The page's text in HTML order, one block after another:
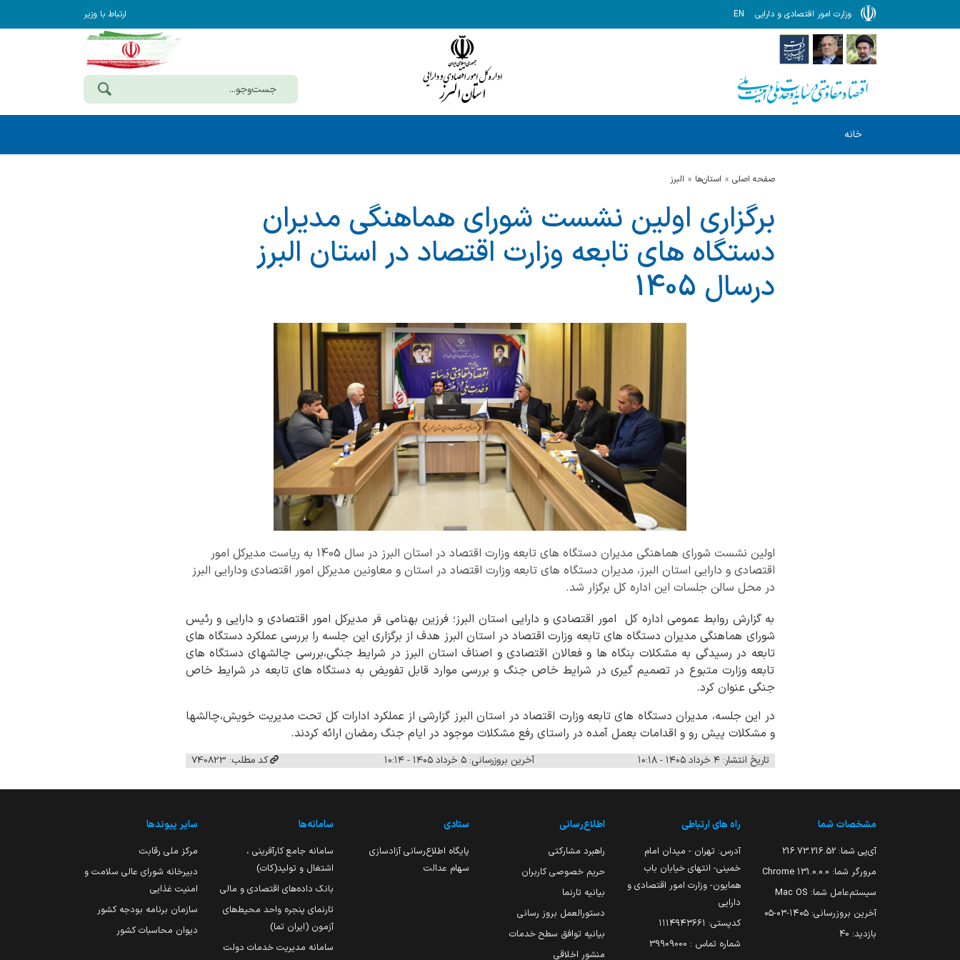
وزارت امور اقتصادی و دارایی EN ارتباط با وزیر
خانه
صفحه اصلی استان‌ها البرز
برگزاری اولین نشست شورای هماهنگی مدیران
دستگاه های تابعه وزارت اقتصاد در استان البرز
درسال 1405
اولین نشست شورای هماهنگی مدیران دستگاه های تابعه وزارت اقتصاد در استان البرز در سال 1405 به ریاست مدیرکل امور
اقتصادی و دارایی استان البرز، مدیران دستگاه های تابعه وزارت اقتصاد در استان و معاونین مدیرکل امور اقتصادی ودارایی البرز
در محل سالن جلسات این اداره کل برگزار شد.
به گزارش روابط عمومی اداره کل امور اقتصادی و دارایی استان البرز؛ فرزین بهنامی فر مدیرکل امور اقتصادی و دارایی و رئیس
شورای هماهنگی مدیران دستگاه های تابعه وزارت اقتصاد در استان البرز هدف از برگزاری این جلسه را بررسی عملکرد دستگاه های
تابعه در رسیدگی به مشکلات بنگاه ها و فعالان اقتصادی و اصناف استان البرز در شرایط جنگی،بررسی چالشهای دستگاه های
تابعه وزارت متبوع در تصمیم گیری در شرایط خاص جنگ و بررسی موارد قابل تفویض به دستگاه های تابعه در شرایط خاص
جنگی عنوان کرد.
در این جلسه، مدیران دستگاه های تابعه وزارت اقتصاد در استان البرز گزارشی از عملکرد ادارات کل تحت مدیریت خویش،چالشها
و مشکلات پیش رو و اقدامات بعمل آمده در راستای رفع مشکلات موجود در ایام جنگ رمضان ارائه کردند.
تاریخ انتشار: ۴ خرداد ۱۴۰۵ - ۱۰:۱۸ آخرین بروزرسانی: ۵ خرداد ۱۴۰۵ - ۱۰:۱۴ کد مطلب: 740823
مشخصات شما
آی‌پی شما: 216.73.216.52
مرورگر شما: 131.0.0.0 Chrome
سیستم‌عامل شما: Mac OS
آخرین بروزرسانی: ۱۴۰۵-۰۳-۰۵
بازدید: 40
راه های ارتباطی
آدرس: تهران - میدان امام
خمینی- انتهای خیابان باب
همایون- وزارت امور اقتصادی و
دارایی
کدپستی: ۱۱۱۴۹۴۳۶۶۱
شماره تماس : 39909000
اطلاع‌رسانی
راهبرد مشارکتی
حریم خصوصی کاربران
بیانیه تارنما
دستورالعمل بروز رسانی
بیانیه توافق سطح خدمات
منشور اخلاقی
ستادی
پایگاه اطلاع‌رسانی آزادسازی
سهام عدالت
سامانه‌ها
سامانه جامع کارآفرینی ،
اشتغال و تولید(کات)
بانک داده‌های اقتصادی و مالی
تارنمای پنجره واحد محیط‌های
آزمون (ایران تما)
سامانه مدیریت خدمات دولت
سایر پیوندها
مرکز ملی رقابت
دبیرخانه شورای عالی سلامت و
امنیت غذایی
سازمان برنامه بودجه کشور
دیوان محاسبات کشور